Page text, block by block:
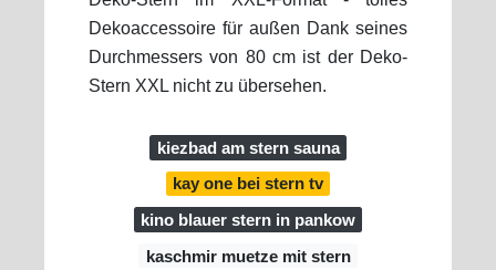
Dekoaccessoire für außen Dank seines
Durchmessers von 80 cm ist der Deko-
Stern XXL nicht zu übersehen.
kiezbad am stern sauna
kay one bei stern tv
kino blauer stern in pankow
kaschmir muetze mit stern